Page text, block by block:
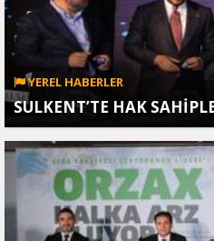
YEREL HABERLER
SULKENT’TE HAK